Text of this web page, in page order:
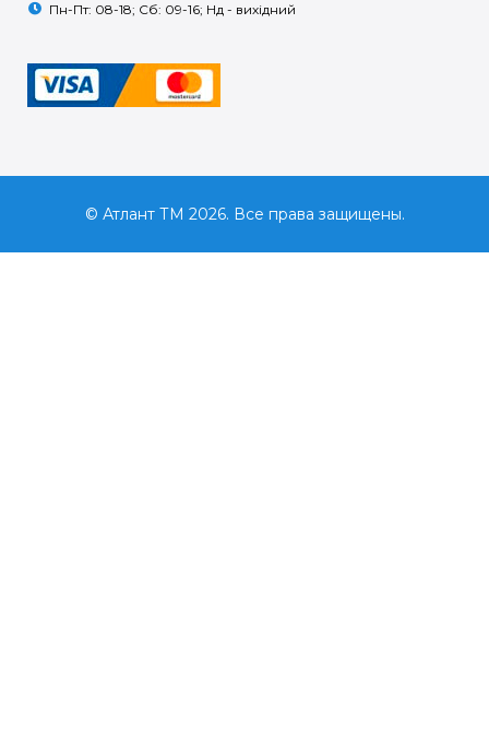
Пн-Пт: 08-18; Сб: 09-16; Нд - вихідний
© Атлант ТМ 2026. Все права защищены.